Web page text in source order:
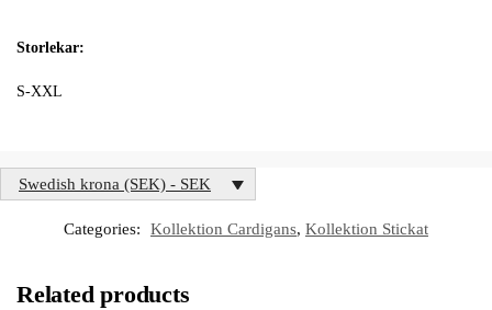
Storlekar:
S-XXL
Swedish krona (SEK) - SEK
Categories: Kollektion Cardigans, Kollektion Stickat
Related products